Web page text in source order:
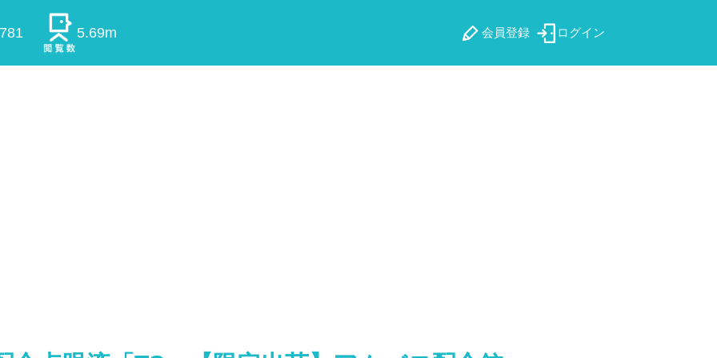
5.69m 会員登録 ログイン